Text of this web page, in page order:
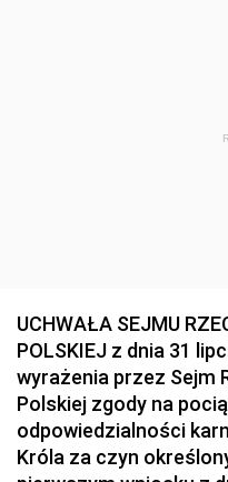
UCHWAŁA SEJMU
POLSKIEJ z dnia 31
wyrażenia przez Sejm
Polskiej zgody na
odpowiedzialności
Króla za czyn